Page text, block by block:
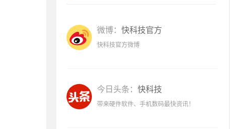
微博： 快科技官方
快科技官方微博
今日头条： 快科技
带来硬件软件、手机数码最快资讯！